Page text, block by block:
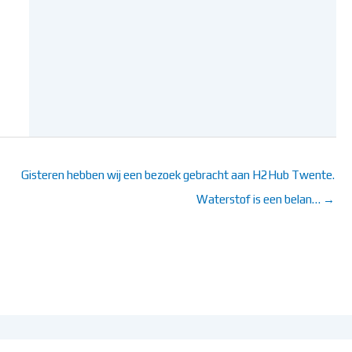
Gisteren hebben wij een bezoek gebracht aan H2Hub Twente.
Waterstof is een belan… →